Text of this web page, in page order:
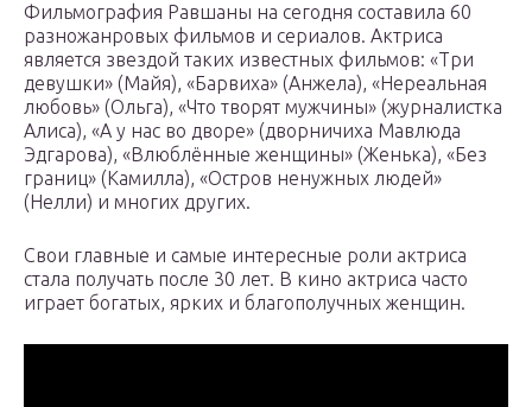
Фильмография Равшаны на сегодня составила 60
разножанровых фильмов и сериалов. Актриса
является звездой таких известных фильмов: «Три
девушки» (Майя), «Барвиха» (Анжела), «Нереальная
любовь» (Ольга), «Что творят мужчины» (журналистка
Алиса), «А у нас во дворе» (дворничиха Мавлюда
Эдгарова), «Влюблённые женщины» (Женька), «Без
границ» (Камилла), «Остров ненужных людей»
(Нелли) и многих других.
Свои главные и самые интересные роли актриса
стала получать после 30 лет. В кино актриса часто
играет богатых, ярких и благополучных женщин.